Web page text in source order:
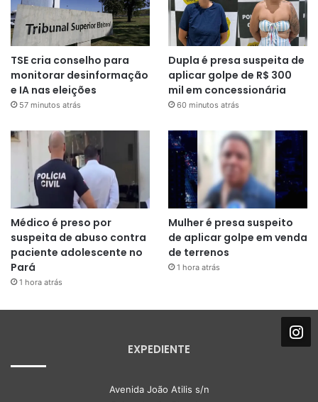
TSE cria conselho para
monitorar desinformação
e IA nas eleições
57 minutos atrás
Dupla é presa suspeita de
aplicar golpe de R$ 300
mil em concessionária
60 minutos atrás
Médico é preso por
suspeita de abuso contra
paciente adolescente no
Pará
1 hora atrás
Mulher é presa suspeito
de aplicar golpe em venda
de terrenos
1 hora atrás
EXPEDIENTE
Avenida João Atilis s/n